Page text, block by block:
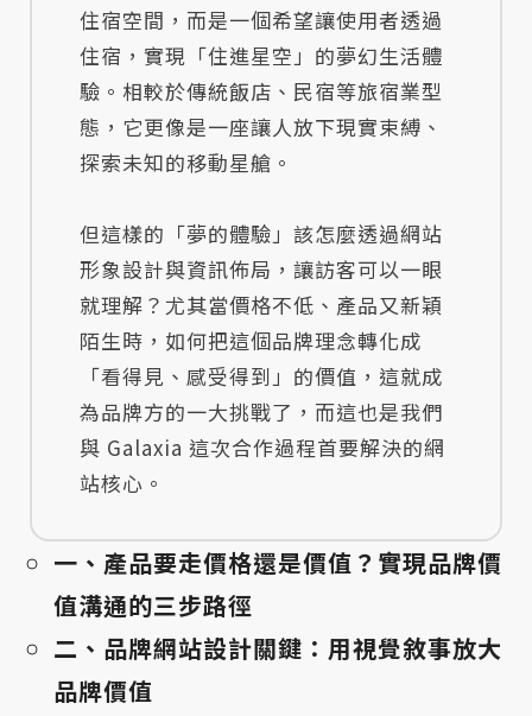
住宿空間，而是一個希望讓使用者透過
住宿，實現「住進星空」的夢幻生活體
驗。相較於傳統飯店、民宿等旅宿業型
態，它更像是一座讓人放下現實束縛、
探索未知的移動星艙。
但這樣的「夢的體驗」該怎麼透過網站
形象設計與資訊佈局，讓訪客可以一眼
就理解？尤其當價格不低、產品又新穎
陌生時，如何把這個品牌理念轉化成
「看得見、感受得到」的價值，這就成
為品牌方的一大挑戰了，而這也是我們
與 Galaxia 這次合作過程首要解決的網
站核心。
一、產品要走價格還是價值？實現品牌價
值溝通的三步路徑
二、品牌網站設計關鍵：用視覺敘事放大
品牌價值